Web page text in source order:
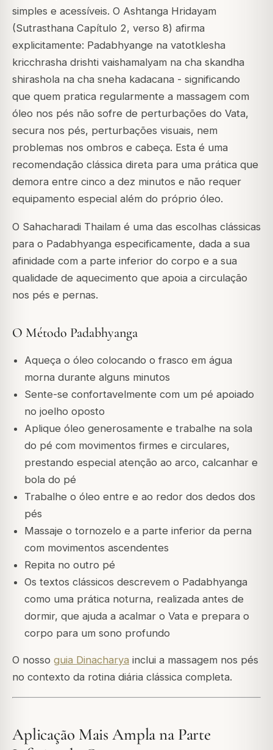
simples e acessíveis. O Ashtanga Hridayam
(Sutrasthana Capítulo 2, verso 8) afirma
explicitamente: Padabhyange na vatotklesha
kricchrasha drishti vaishamalyam na cha skandha
shirashola na cha sneha kadacana - significando
que quem pratica regularmente a massagem com
óleo nos pés não sofre de perturbações do Vata,
secura nos pés, perturbações visuais, nem
problemas nos ombros e cabeça. Esta é uma
recomendação clássica direta para uma prática que
demora entre cinco a dez minutos e não requer
equipamento especial além do próprio óleo.
O Sahacharadi Thailam é uma das escolhas clássicas
para o Padabhyanga especificamente, dada a sua
afinidade com a parte inferior do corpo e a sua
qualidade de aquecimento que apoia a circulação
nos pés e pernas.
O Método Padabhyanga
Aqueça o óleo colocando o frasco em água
morna durante alguns minutos
Sente-se confortavelmente com um pé apoiado
no joelho oposto
Aplique óleo generosamente e trabalhe na sola
do pé com movimentos firmes e circulares,
prestando especial atenção ao arco, calcanhar e
bola do pé
Trabalhe o óleo entre e ao redor dos dedos dos
pés
Massaje o tornozelo e a parte inferior da perna
com movimentos ascendentes
Repita no outro pé
Os textos clássicos descrevem o Padabhyanga
como uma prática noturna, realizada antes de
dormir, que ajuda a acalmar o Vata e prepara o
corpo para um sono profundo
O nosso guia Dinacharya inclui a massagem nos pés
no contexto da rotina diária clássica completa.
Aplicação Mais Ampla na Parte